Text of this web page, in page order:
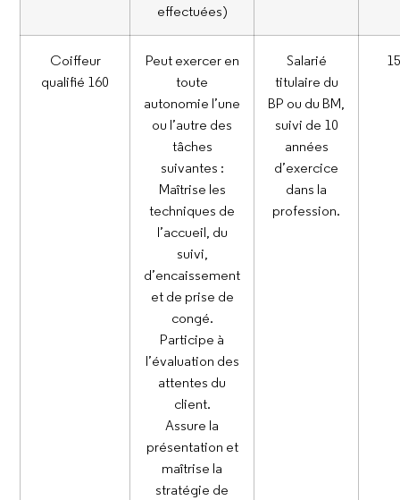
effectuées)
Coiffeur
qualifié 160
Peut exercer en
toute
autonomie l’une
ou l’autre des
tâches
suivantes :
Maîtrise les
techniques de
l’accueil, du
suivi,
d’encaissement
et de prise de
congé.
Participe à
l’évaluation des
attentes du
client.
Assure la
présentation et
maîtrise la
stratégie de
Salarié
titulaire du
BP ou du BM,
suivi de 10
années
d’exercice
dans la
profession.